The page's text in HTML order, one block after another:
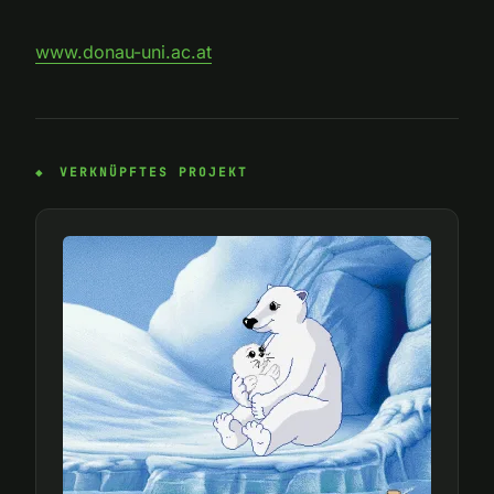
www.donau-uni.ac.at
VERKNÜPFTES PROJEKT